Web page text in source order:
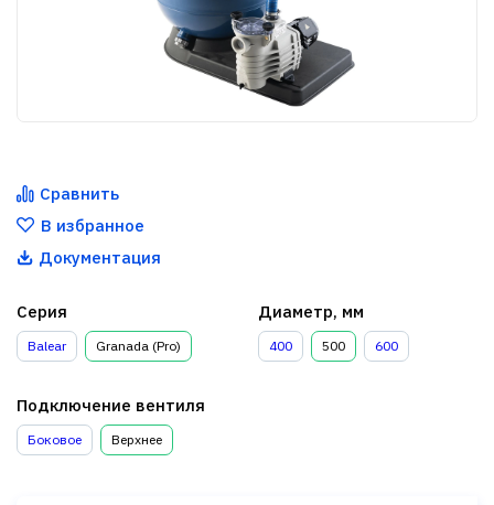
Сравнить
В избранное
Документация
Серия
Balear Granada (Pro)
Диаметр, мм
400 500 600
Подключение вентиля
Боковое Верхнее